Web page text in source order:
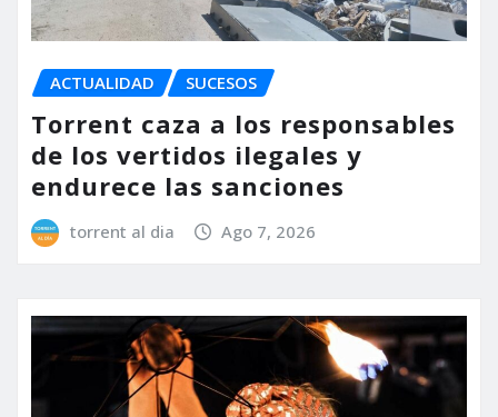
ACTUALIDAD SUCESOS
Torrent caza a los responsables
de los vertidos ilegales y
endurece las sanciones
torrent al dia Ago 7, 2026